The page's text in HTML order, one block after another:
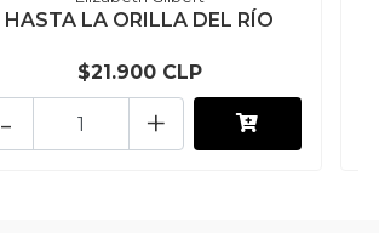
HASTA LA ORILLA DEL RÍO
$21.900 CLP
- +